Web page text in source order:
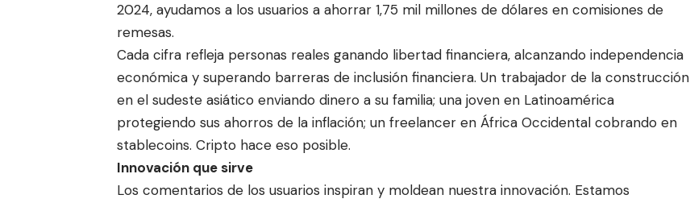
2024, ayudamos a los usuarios a ahorrar 1,75 mil millones de dólares en comisiones de
remesas.
Cada cifra refleja personas reales ganando libertad financiera, alcanzando independencia
económica y superando barreras de inclusión financiera. Un trabajador de la construcción
en el sudeste asiático enviando dinero a su familia; una joven en Latinoamérica
protegiendo sus ahorros de la inflación; un freelancer en África Occidental cobrando en
stablecoins. Cripto hace eso posible.
Innovación que sirve
Los comentarios de los usuarios inspiran y moldean nuestra innovación. Estamos